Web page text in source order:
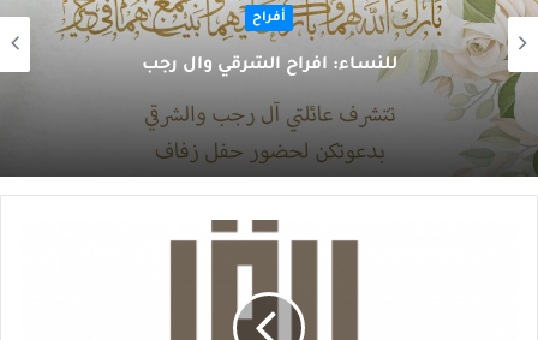
أفراح
للنساء: أفراح الشرقي وآل رجب